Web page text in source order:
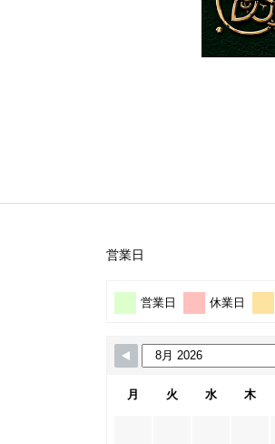
営業日
営業日 休業日
月 火 水 木